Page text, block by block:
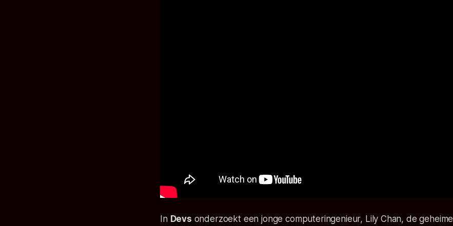
In Devs onderzoekt een jonge computeringenieur, Lily Chan, de geheime